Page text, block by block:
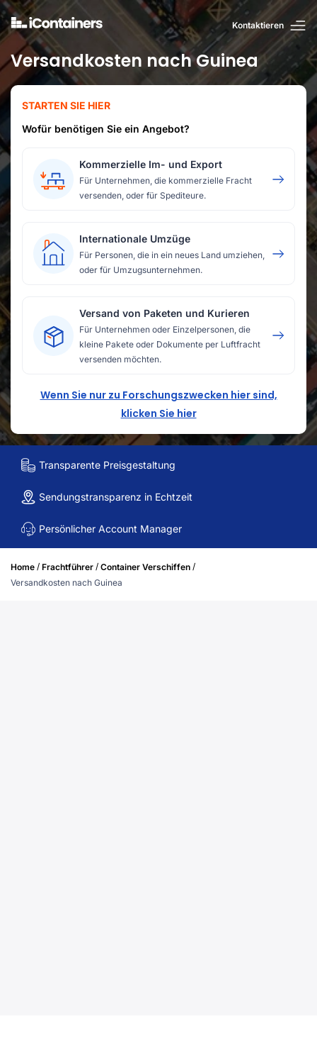
Kontaktieren
Versandkosten nach Guinea
STARTEN SIE HIER
Wofür benötigen Sie ein Angebot?
Kommerzielle Im- und Export
Für Unternehmen, die kommerzielle Fracht
versenden, oder für Spediteure.
Internationale Umzüge
Für Personen, die in ein neues Land umziehen,
oder für Umzugsunternehmen.
Versand von Paketen und Kurieren
Für Unternehmen oder Einzelpersonen, die
kleine Pakete oder Dokumente per Luftfracht
versenden möchten.
Wenn Sie nur zu Forschungszwecken hier sind,
klicken Sie hier
Transparente Preisgestaltung
Sendungstransparenz in Echtzeit
Persönlicher Account Manager
Home / Frachtführer / Container Verschiffen /
Versandkosten nach Guinea